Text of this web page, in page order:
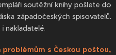
soutěžní knihy pošlete do
západočeských spisovatelů.
nakladatelé.
s Českou poštou,